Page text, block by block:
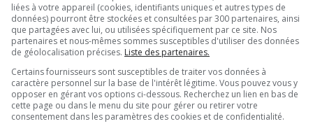
Inscrivez vous à l'infolettre.
NOUS
liées à votre appareil (cookies, identifiants uniques et autres types de
données) pourront être stockées et consultées par 300 partenaires, ainsi
que partagées avec lui, ou utilisées spécifiquement par ce site. Nos
partenaires et nous-mêmes sommes susceptibles d'utiliser des données
de géolocalisation précises. Liste des partenaires.
Certains fournisseurs sont susceptibles de traiter vos données à
caractère personnel sur la base de l'intérêt légitime. Vous pouvez vous y
opposer en gérant vos options ci-dessous. Recherchez un lien en bas de
cette page ou dans le menu du site pour gérer ou retirer votre
consentement dans les paramètres des cookies et de confidentialité.